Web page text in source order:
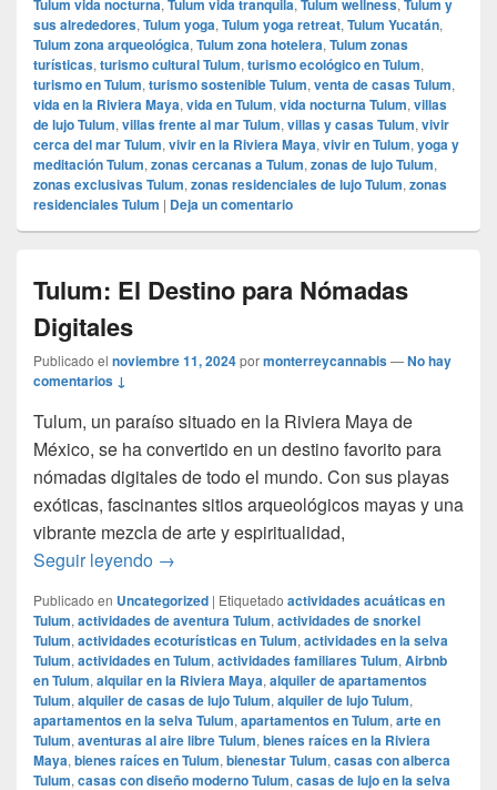
Tulum vida nocturna Tulum vida tranquila Tulum wellness Tulum y
sus alrededores, Tulum yoga, Tulum yoga retreat, Tulum Yucatán,
Tulum zona arqueológica, Tulum zona hotelera, Tulum zonas
turísticas, turismo cultural Tulum, turismo ecológico en Tulum,
turismo en Tulum, turismo sostenible Tulum, venta de casas Tulum,
vida en la Riviera Maya, vida en Tulum, vida nocturna Tulum, villas
de lujo Tulum, villas frente al mar Tulum, villas y casas Tulum, vivir
cerca del mar Tulum, vivir en la Riviera Maya, vivir en Tulum, yoga y
meditación Tulum, zonas cercanas a Tulum, zonas de lujo Tulum,
zonas exclusivas Tulum, zonas residenciales de lujo Tulum, zonas
residenciales Tulum | Deja un comentario
Tulum: El Destino para Nómadas
Digitales
Publicado el noviembre 11, 2024pormonterreycannabis—No hay
comentarios ↓
Tulum, un paraíso situado en la Riviera Maya de
México, se ha convertido en un destino favorito para
nómadas digitales de todo el mundo. Con sus playas
exóticas, fascinantes sitios arqueológicos mayas y una
vibrante mezcla de arte y espiritualidad,
Seguir leyendo Tulum: El Destino para Nómadas Digitales
→
Publicado en Uncategorized | Etiquetado actividades acuáticas en
Tulum, actividades de aventura Tulum, actividades de snorkel
Tulum, actividades ecoturísticas en Tulum, actividades en la selva
Tulum, actividades en Tulum, actividades familiares Tulum, Airbnb
en Tulum, alquilar en la Riviera Maya, alquiler de apartamentos
Tulum, alquiler de casas de lujo Tulum, alquiler de lujo Tulum,
apartamentos en la selva Tulum, apartamentos en Tulum, arte en
Tulum, aventuras al aire libre Tulum, bienes raíces en la Riviera
Maya, bienes raíces en Tulum, bienestar Tulum, casas con alberca
Tulum, casas con diseño moderno Tulum, casas de lujo en la selva